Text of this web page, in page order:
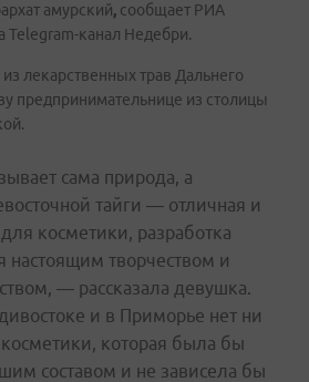
амурский, сообщает РИА
Telegram-канал Недебри.
лекарственных трав Дальнего
предпринимательнице из столицы
сама природа, а
тайги — отличная и
косметики, разработка
настоящим творчеством и
— рассказала девушка.
и в Приморье нет ни
которая была бы
составом и не зависела бы